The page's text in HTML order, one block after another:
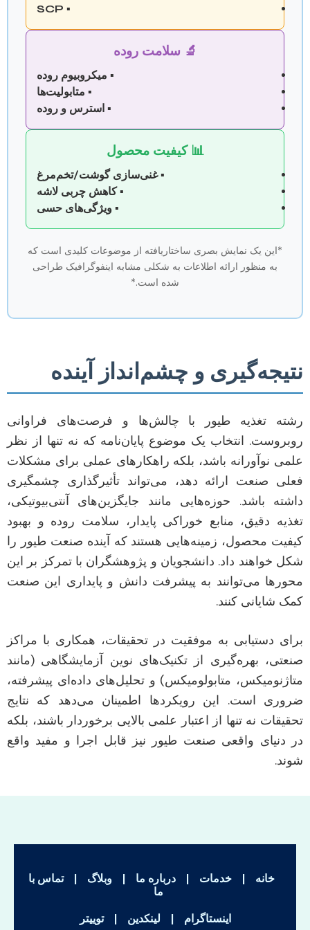
▪️ SCP
🔬 سلامت روده
▪️ میکروبیوم روده
▪️ متابولیت‌ها
▪️ استرس و روده
📊 کیفیت محصول
▪️ غنی‌سازی گوشت/تخم‌مرغ
▪️ کاهش چربی لاشه
▪️ ویژگی‌های حسی
*این یک نمایش بصری ساختاریافته از موضوعات کلیدی است که
به منظور ارائه اطلاعات به شکلی مشابه اینفوگرافیک طراحی
شده است.*
نتیجه‌گیری و چشم‌انداز آینده
رشته تغذیه طیور با چالش‌ها و فرصت‌های فراوانی
روبروست. انتخاب یک موضوع پایان‌نامه که نه تنها از نظر
علمی نوآورانه باشد، بلکه راهکارهای عملی برای مشکلات
فعلی صنعت ارائه دهد، می‌تواند تأثیرگذاری چشمگیری
داشته باشد. حوزه‌هایی مانند جایگزین‌های آنتی‌بیوتیکی،
تغذیه دقیق، منابع خوراکی پایدار، سلامت روده و بهبود
کیفیت محصول، زمینه‌هایی هستند که آینده صنعت طیور را
شکل خواهند داد. دانشجویان و پژوهشگران با تمرکز بر این
محورها می‌توانند به پیشرفت دانش و پایداری این صنعت
کمک شایانی کنند.
برای دستیابی به موفقیت در تحقیقات، همکاری با مراکز
صنعتی، بهره‌گیری از تکنیک‌های نوین آزمایشگاهی (مانند
متاژنومیکس، متابولومیکس) و تحلیل‌های داده‌ای پیشرفته،
ضروری است. این رویکردها اطمینان می‌دهد که نتایج
تحقیقات نه تنها از اعتبار علمی بالایی برخوردار باشند، بلکه
در دنیای واقعی صنعت طیور نیز قابل اجرا و مفید واقع
شوند.
خانه | خدمات | درباره ما | وبلاگ |
تماس با
ما
اینستاگرام | لینکدین | توییتر